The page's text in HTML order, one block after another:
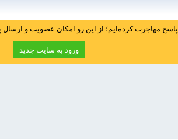
مهاجرت کرده‌ایم؛ از این رو امکان عضویت و
ورود به سایت جدید